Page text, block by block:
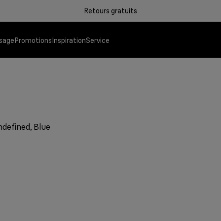
Retours gratuits
PromotionsInspirationService